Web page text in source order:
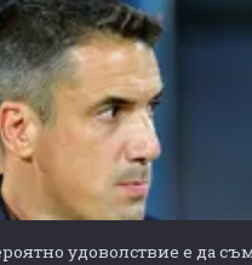
удоволствие е да